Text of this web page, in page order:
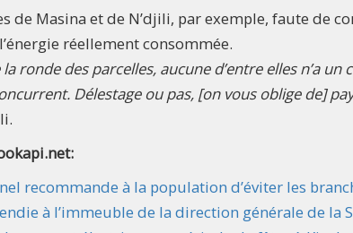
de Masina et de N’djili, par exemple, faute de
réellement consommée.
ronde des parcelles, aucune d’entre elles n’a
Délestage ou pas, [on vous oblige de]
recommande à la population d’éviter les
à l’immeuble de la direction générale de la